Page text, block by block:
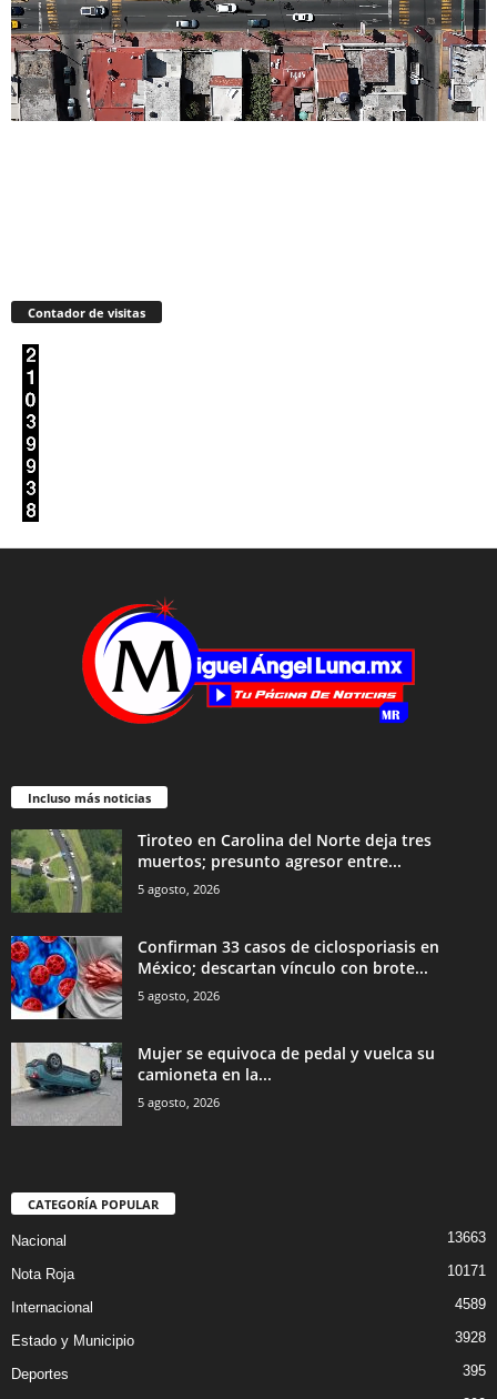
Contador de visitas
Incluso más noticias
Tiroteo en Carolina del Norte deja tres
muertos; presunto agresor entre...
5 agosto, 2026
Confirman 33 casos de ciclosporiasis en
México; descartan vínculo con brote...
5 agosto, 2026
Mujer se equivoca de pedal y vuelca su
camioneta en la...
5 agosto, 2026
CATEGORÍA POPULAR
Nacional 13663
Nota Roja 10171
Internacional 4589
Estado y Municipio 3928
Deportes
395